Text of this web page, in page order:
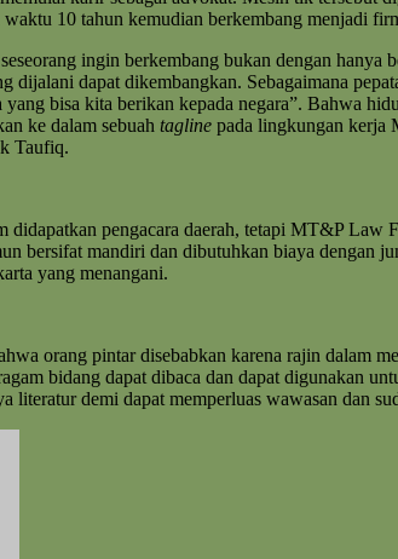
10 tahun kemudian berkembang menjadi
ingin berkembang bukan dengan hanya
dijalani dapat dikembangkan. Sebagaimana
bisa kita berikan kepada negara”. Bahwa
ke dalam sebuah tagline pada lingkungan kerja
Taufiq.
pengacara daerah, tetapi MT&P Law
bersifat mandiri dan dibutuhkan biaya
yang menangani.
orang pintar disebabkan karena rajin dalam
bidang dapat dibaca dan dapat digunakan
literatur demi dapat memperluas wawasan dan